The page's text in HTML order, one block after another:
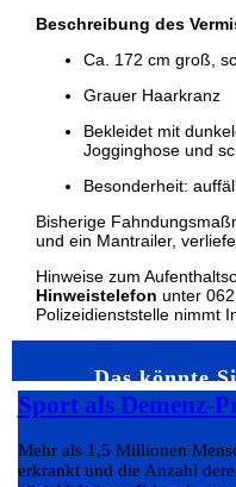
Beschreibung des
Ca. 172 cm groß,
Grauer Haarkranz
Bekleidet mit
Jogginghose und
Besonderheit:
Bisherige
und ein Mantrailer,
Hinweise zum
Hinweistelefon unter
Polizeidienststelle nimmt
Das könnte
Sport als Demenz-
Mehr als 1,5 Millionen
erkrankt und die Anzahl